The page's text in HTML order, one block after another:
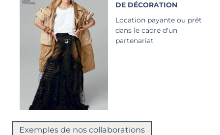
DE DÉCORATION
Location payante ou prêt
dans le cadre d'un
partenariat
Exemples de nos collaborations